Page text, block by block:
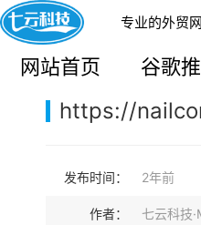
专业的外贸
网站首页 谷歌
您的当前位置： 网站首页>
https://
发布时间： 2年前
作者： 七云科技